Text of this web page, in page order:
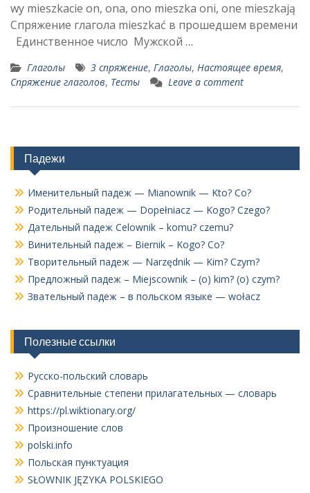
wy mieszkacie on, ona, ono mieszka oni, one mieszkają
Спряжение глагола mieszkać в прошедшем времени
Единственное число Мужской …
Глаголы 3 спряжение, Глаголы, Настоящее время,
Спряжение глаголов, Тесты Leave a comment
Падежи
Именительный падеж — Mianownik — Kto? Co?
Родительный падеж — Dopełniacz — Kogo? Czego?
Дательный падеж Celownik – komu? czemu?
Винительный падеж – Biernik – Kogo? Co?
Творительный падеж — Narzędnik — Kim? Czym?
Предложный падеж – Miejscownik – (o) kim? (o) czym?
Звательный падеж – в польском языке — wołacz
Полезные ссылки
Русско-польский словарь
Сравнительные степени прилагательных — словарь
https://pl.wiktionary.org/
Произношение слов
polski.info
Польская пунктуация
SŁOWNIK JĘZYKA POLSKIEGO